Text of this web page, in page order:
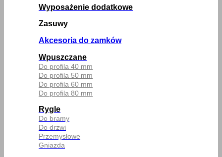
Wyposażenie dodatkowe
Zasuwy
Akcesoria do zamków
Wpuszczane
Do profila 40 mm
Do profila 50 mm
Do profila 60 mm
Do profila 80 mm
Rygle
Do bramy
Do drzwi
Przemysłowe
Gniazda